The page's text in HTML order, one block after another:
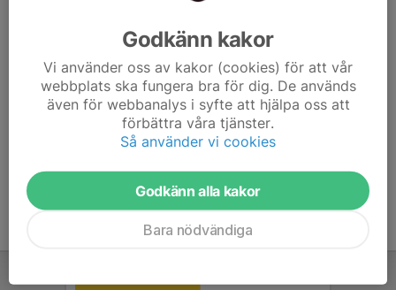
Här hamnar automatiskt de senaste nyheterna på hemsidan. För
att kunna börja administrera hemsidan loggar du in högst upp till
höger.
Godkänn kakor
Vi använder oss av kakor (cookies) för att vår
webbplats ska fungera bra för dig. De används
även för webbanalys i syfte att hjälpa oss att
förbättra våra tjänster.
Så använder vi cookies
Godkänn alla kakor
Bara nödvändiga